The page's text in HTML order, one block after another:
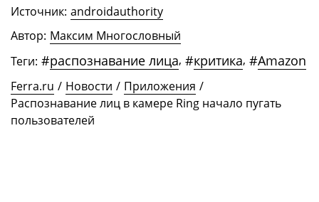
Источник: androidauthority
Автор: Максим Многословный
Теги: #распознавание лица, #критика, #Amazon
Ferra.ru / Новости / Приложения /
Распознавание лиц в камере Ring начало пугать
пользователей